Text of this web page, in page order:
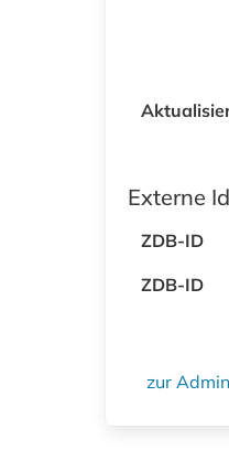
Externe
ZDB-ID
ZDB-ID
zur